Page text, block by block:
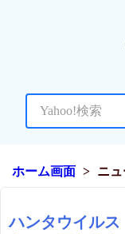
ホーム画面 ニ
ハンタウイル